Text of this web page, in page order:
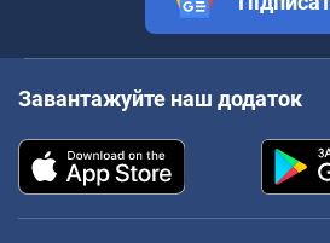
Завантажуйте наш додаток